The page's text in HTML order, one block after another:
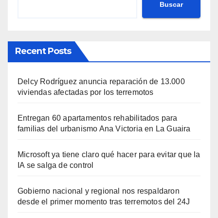
Buscar
Recent Posts
Delcy Rodríguez anuncia reparación de 13.000
viviendas afectadas por los terremotos
Entregan 60 apartamentos rehabilitados para
familias del urbanismo Ana Victoria en La Guaira
Microsoft ya tiene claro qué hacer para evitar que la
IA se salga de control
Gobierno nacional y regional nos respaldaron
desde el primer momento tras terremotos del 24J